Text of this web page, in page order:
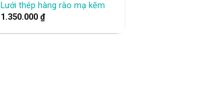
Lưới thép hàng rào mạ kẽm
1.350.000₫